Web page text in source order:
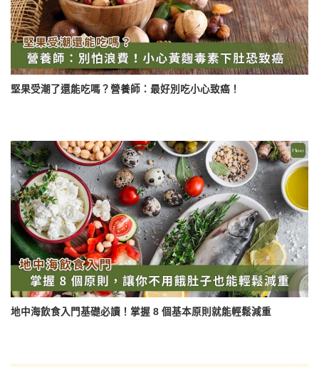
堅果受潮了還能吃嗎？營養師：最好別吃小心致癌！
地中海飲食入門基礎必讀！掌握 8 個基本原則就能輕鬆減重